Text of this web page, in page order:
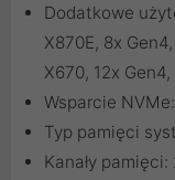
Dodatkowe
X870E, 8x
X670, 12x
Wsparcie
Typ pamięci
Kanały pamięci: